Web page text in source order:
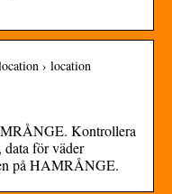
› location
Kontrollera
data för väder
på HAMRÅNGE.